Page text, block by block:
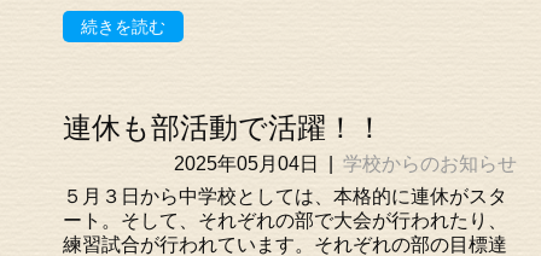
続きを読む
連休も部活動で活躍！！
2025年05月04日
学校からのお知らせ
５月３日から中学校としては、本格的に連休がスタ
ート。そして、それぞれの部で大会が行われたり、
練習試合が行われています。それぞれの部の目標達